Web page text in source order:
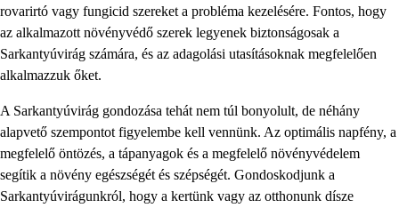
rovarirtó vagy fungicid szereket a probléma kezelésére. Fontos, hogy
az alkalmazott növényvédő szerek legyenek biztonságosak a
Sarkantyúvirág számára, és az adagolási utasításoknak megfelelően
alkalmazzuk őket.
A Sarkantyúvirág gondozása tehát nem túl bonyolult, de néhány
alapvető szempontot figyelembe kell vennünk. Az optimális napfény, a
megfelelő öntözés, a tápanyagok és a megfelelő növényvédelem
segítik a növény egészségét és szépségét. Gondoskodjunk a
Sarkantyúvirágunkról, hogy a kertünk vagy az otthonunk dísze